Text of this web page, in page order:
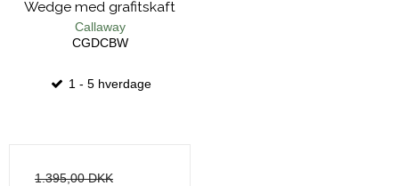
Wedge med grafitskaft
Callaway
CGDCBW
1 - 5 hverdage
1.395,00 DKK